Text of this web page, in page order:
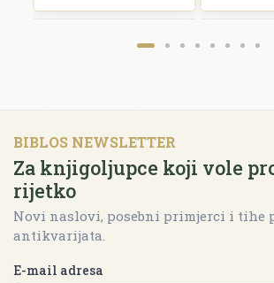
BIBLOS NEWSLETTER
Za knjigoljupce koji vole
rijetko
Novi naslovi, posebni primjerci i tihe
antikvarijata.
E-mail adresa